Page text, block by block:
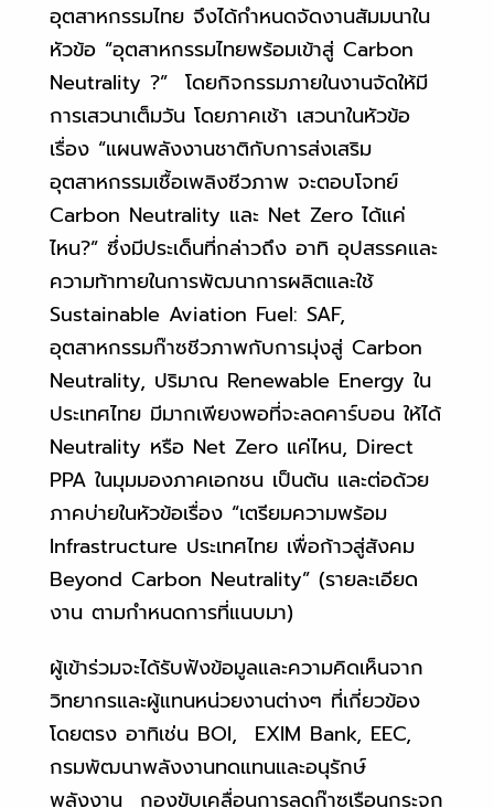
อุตสาหกรรมไทย จึงได้กำหนดจัดงานสัมมนาใน
หัวข้อ “อุตสาหกรรมไทยพร้อมเข้าสู่ Carbon
Neutrality ?” โดยกิจกรรมภายในงานจัดให้มี
การเสวนาเต็มวัน โดยภาคเช้า เสวนาในหัวข้อ
เรื่อง “แผนพลังงานชาติกับการส่งเสริม
อุตสาหกรรมเชื้อเพลิงชีวภาพ จะตอบโจทย์
Carbon Neutrality และ Net Zero ได้แค่
ไหน?” ซึ่งมีประเด็นที่กล่าวถึง อาทิ อุปสรรคและ
ความท้าทายในการพัฒนาการผลิตและใช้
Sustainable Aviation Fuel: SAF,
อุตสาหกรรมก๊าซชีวภาพกับการมุ่งสู่ Carbon
Neutrality, ปริมาณ Renewable Energy ใน
ประเทศไทย มีมากเพียงพอที่จะลดคาร์บอน ให้ได้
Neutrality หรือ Net Zero แค่ไหน, Direct
PPA ในมุมมองภาคเอกชน เป็นต้น และต่อด้วย
ภาคบ่ายในหัวข้อเรื่อง “เตรียมความพร้อม
Infrastructure ประเทศไทย เพื่อก้าวสู่สังคม
Beyond Carbon Neutrality” (รายละเอียด
งาน ตามกำหนดการที่แนบมา)
ผู้เข้าร่วมจะได้รับฟังข้อมูลและความคิดเห็นจาก
วิทยากรและผู้แทนหน่วยงานต่างๆ ที่เกี่ยวข้อง
โดยตรง อาทิเช่น BOI, EXIM Bank, EEC,
กรมพัฒนาพลังงานทดแทนและอนุรักษ์
พลังงาน กองขับเคลื่อนการลดก๊าซเรือนกระจก